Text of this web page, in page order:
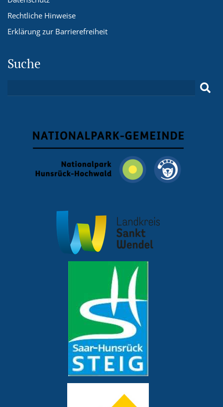
Rechtliche Hinweise
Erklärung zur Barrierefreiheit
Suche